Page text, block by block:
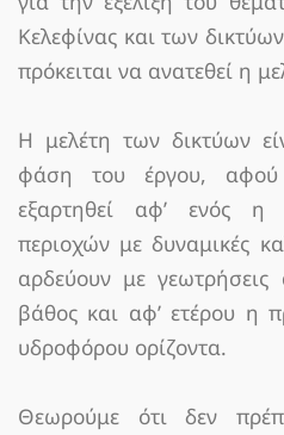
Κελεφίνας και των
πρόκειται να ανατεθεί η
Η μελέτη των δικτύων
φάση του έργου,
εξαρτηθεί αφ’ ενός η
περιοχών με δυναμικές
αρδεύουν με
βάθος και αφ’ ετέρου η
υδροφόρου ορίζοντα.
Θεωρούμε ότι δεν